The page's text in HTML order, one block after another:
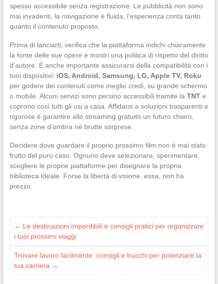
spesso accessibile senza registrazione. Le pubblicità non sono
mai invadenti, la navigazione è fluida, l’esperienza conta tanto
quanto il contenuto proposto.
Prima di lanciarti, verifica che la piattaforma indichi chiaramente
la fonte delle sue opere e mostri una politica di rispetto del diritto
d’autore. È anche importante assicurarsi della compatibilità con i
tuoi dispositivi: iOS, Android, Samsung, LG, Apple TV, Roku
per godere dei contenuti come meglio credi, su grande schermo
o mobile. Alcuni servizi sono persino accessibili tramite la TNTe
coprono così tutti gli usi a casa. Affidarsi a soluzioni trasparenti e
rigorose è garantire allo streaming gratuito un futuro chiaro,
senza zone d’ombra né brutte sorprese.
Decidere dove guardare il proprio prossimo film non è mai stato
frutto del puro caso. Ognuno deve selezionare, sperimentare,
scegliere le proprie piattaforme per disegnare la propria
biblioteca ideale. Forse la libertà di visione, essa, non ha
prezzo.
← Le destinazioni imperdibili e consigli pratici per organizzare
i tuoi prossimi viaggi
Trovare lavoro facilmente: consigli e trucchi per potenziare la
tua carriera →